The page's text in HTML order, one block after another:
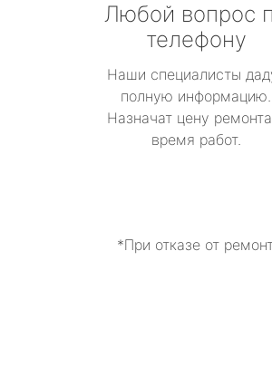
Любой вопрос
телефону
Наши специалисты
полную информацию.
Назначат цену
время работ.
*При отказе от